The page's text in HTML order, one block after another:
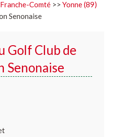
Comté>> Yonne (89)
Senonaise
Golf Club de
Senonaise